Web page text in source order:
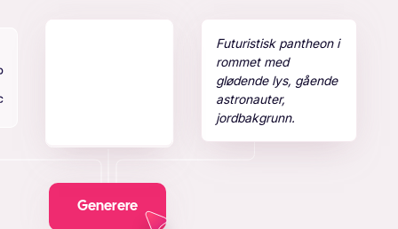
Futuristisk pantheon i
rommet med
glødende lys, gående
astronauter,
jordbakgrunn.
Generere